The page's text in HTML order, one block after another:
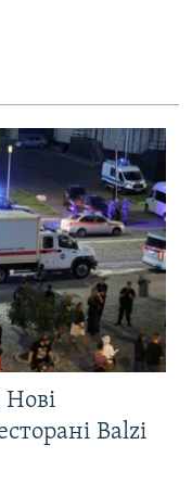
Balzi